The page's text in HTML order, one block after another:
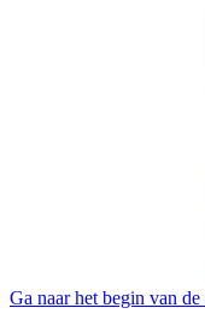
Ga naar het begin van